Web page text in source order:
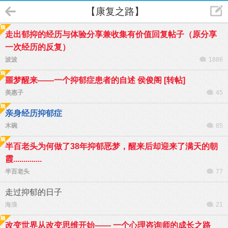
【康复之路】
走出郁抑的经历与体验分享兼收集有价值回复帖子（原分享
一次经历的反复）
波波 1886
噩梦醒来——一个抑郁症患者的自述 侯俊阁 [转帖]
美惠子 45
亲身经历抑郁症
木碗 85
半百老头为何做了38年抑郁恶梦，醒来后却迎来了满天的朝
霞..............
半百老头 77
走过抑郁的日子
海浪 21
改变世界从改变思维开始—— 一个心理咨询师的成长之路